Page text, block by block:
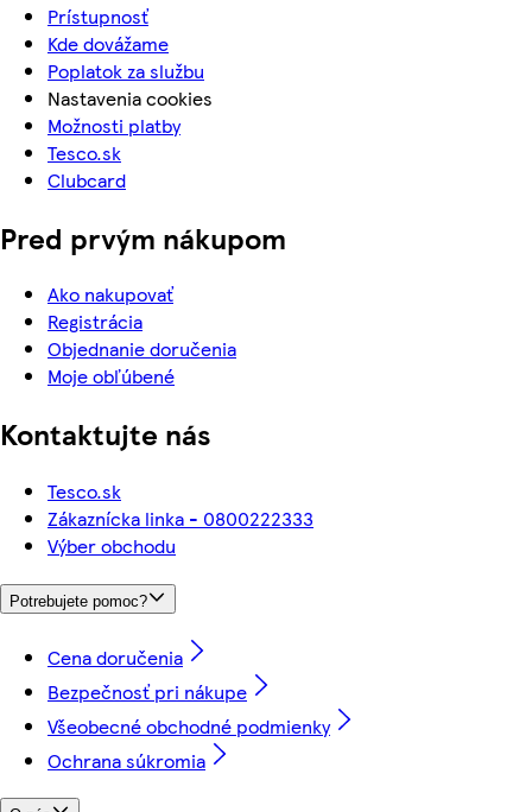
Prístupnosť
Kde dovážame
Poplatok za službu
Nastavenia cookies
Možnosti platby
Tesco.sk
Clubcard
Pred prvým nákupom
Ako nakupovať
Registrácia
Objednanie doručenia
Moje obľúbené
Kontaktujte nás
Tesco.sk
Zákaznícka linka - 0800222333
Výber obchodu
Potrebujete pomoc?
Cena doručenia
Bezpečnosť pri nákupe
Všeobecné obchodné podmienky
Ochrana súkromia